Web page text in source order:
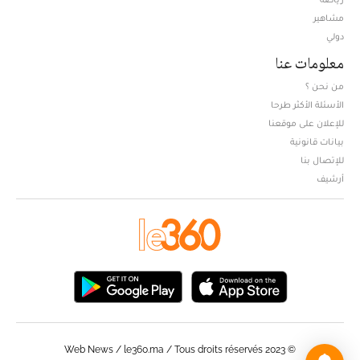
مشاهير
دولي
معلومات عنا
من نحن ؟
الأسئلة الأكثر طرحا
للإعلان على موقعنا
بيانات قانونية
للإتصال بنا
أرشيف
© Web News / le360.ma / Tous droits réservés 2023